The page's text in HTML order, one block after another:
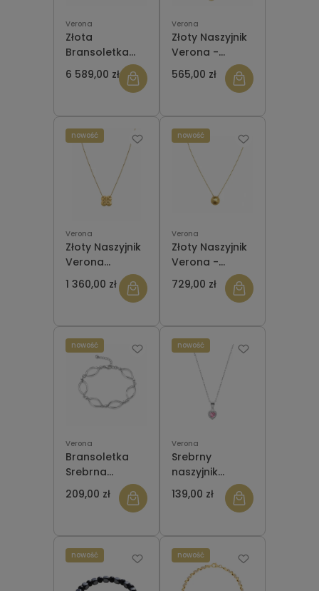
Verona
Złota
Bransoletka
Verona
DB19582
6 589,00 zł
Verona
Złoty Naszyjnik
Verona -
CELEBRYTKA
CA12384
565,00 zł
Verona
Złoty Naszyjnik
Verona
CA12386 Olivia
1 360,00 zł
nowość
Verona
Złoty Naszyjnik
Verona -
PÓŁKULA
ZCA9458
729,00 zł
nowość
Verona
Bransoletka
Srebrna
Verona IBR0129
209,00 zł
nowość
Verona
Srebrny
naszyjnik
Verona z
cyrkoniami
139,00 zł
nowość
nowość nowość